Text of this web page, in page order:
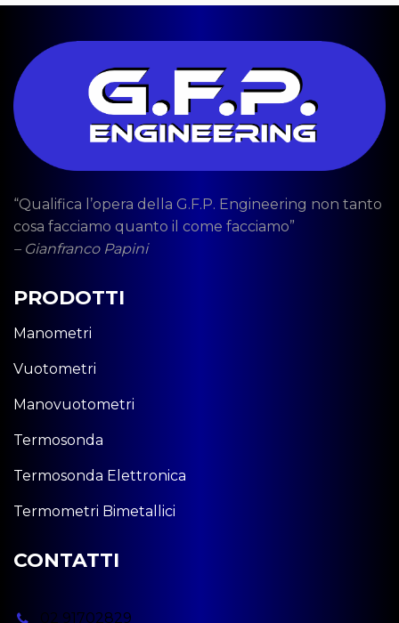
“Qualifica l’opera della G.F.P. Engineering non tanto
cosa facciamo quanto il come facciamo”
– Gianfranco Papini
PRODOTTI
Manometri
Vuotometri
Manovuotometri
Termosonda
Termosonda Elettronica
Termometri Bimetallici
CONTATTI
02 91702829